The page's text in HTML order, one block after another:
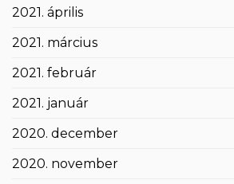
2021. április
2021. március
2021. február
2021. január
2020. december
2020. november